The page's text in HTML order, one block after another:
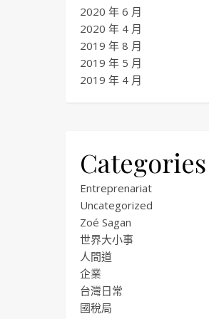
2020 年 6 月
2020 年 4 月
2019 年 8 月
2019 年 5 月
2019 年 4 月
Categories
Entreprenariat
Uncategorized
Zoé Sagan
世界大小事
人間道
企業
台灣日常
國稅局